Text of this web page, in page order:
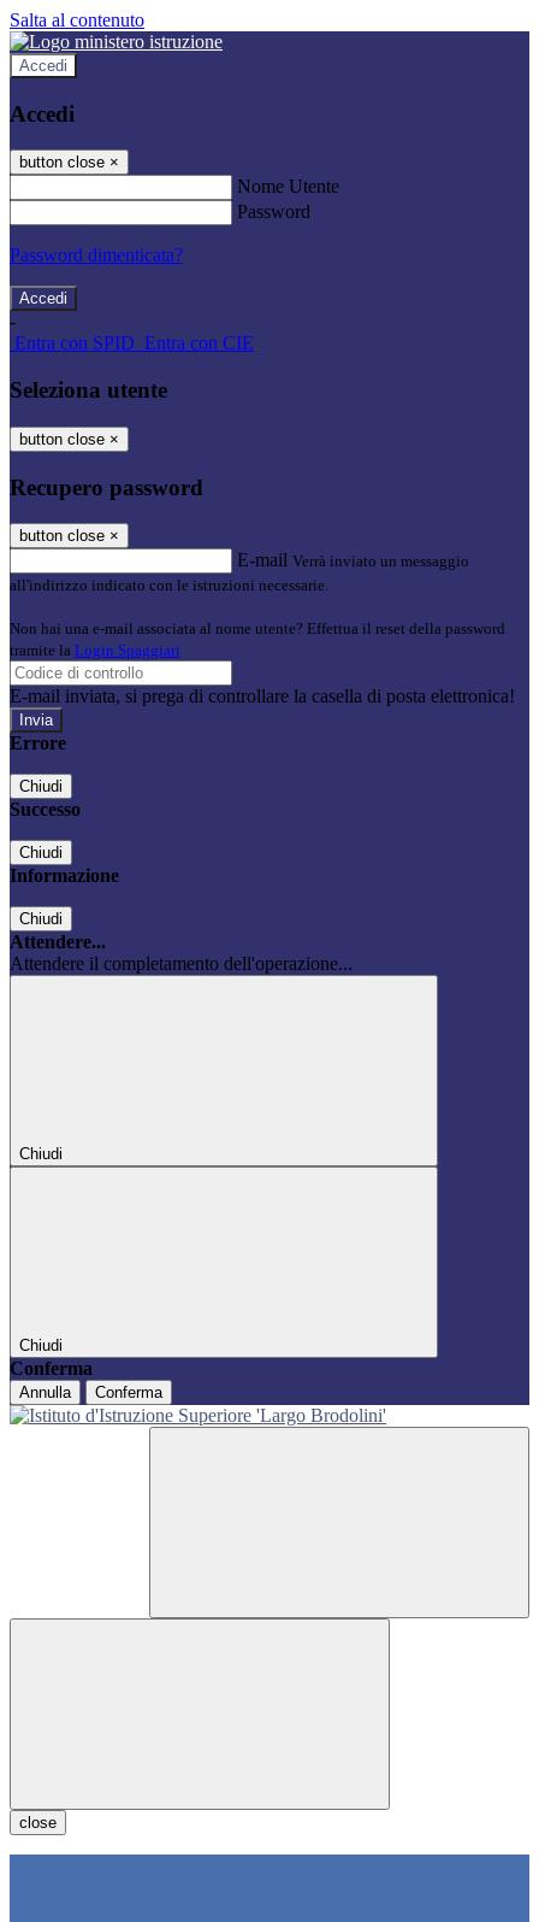
Salta al contenuto
Accedi
Accedi
button close ×
Nome Utente
Password
Password dimenticata?
-
Entra con SPID Entra con CIE
Seleziona utente
button close ×
Recupero password
button close ×
E-mail Verrà inviato un messaggio
all'indirizzo indicato con le istruzioni necessarie.
Non hai una e-mail associata al nome utente? Effettua il reset della password
tramite la Login Spaggiari
E-mail inviata, si prega di controllare la casella di posta elettronica!
Errore
Chiudi
Successo
Chiudi
Informazione
Chiudi
Attendere...
Attendere il completamento dell'operazione...
Chiudi
Chiudi
Conferma
Annulla Conferma
close